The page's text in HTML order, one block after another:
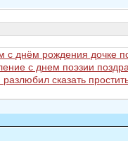
с днём рождения дочке
с днем поэзии
сказать